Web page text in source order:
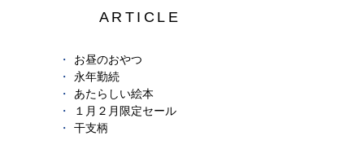
ARTICLE
お昼のおやつ
永年勤続
あたらしい絵本
１月２月限定セール
干支柄